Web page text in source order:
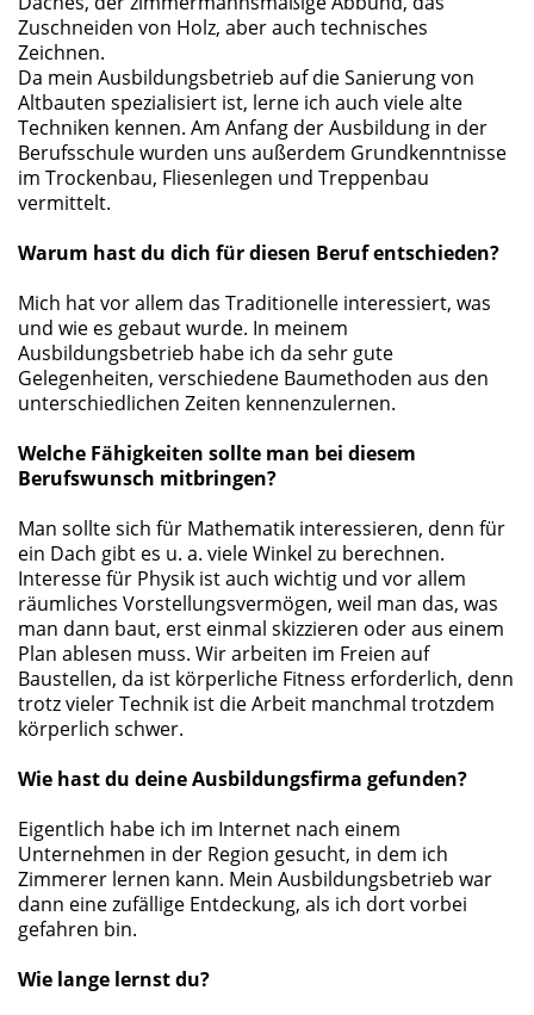
Zuschneiden von Holz, aber auch technisches
Zeichnen.
Da mein Ausbildungsbetrieb auf die Sanierung von
Altbauten spezialisiert ist, lerne ich auch viele alte
Techniken kennen. Am Anfang der Ausbildung in der
Berufsschule wurden uns außerdem Grundkenntnisse
im Trockenbau, Fliesenlegen und Treppenbau
vermittelt.
Warum hast du dich für diesen Beruf entschieden?
Mich hat vor allem das Traditionelle interessiert, was
und wie es gebaut wurde. In meinem
Ausbildungsbetrieb habe ich da sehr gute
Gelegenheiten, verschiedene Baumethoden aus den
unterschiedlichen Zeiten kennenzulernen.
Welche Fähigkeiten sollte man bei diesem
Berufswunsch mitbringen?
Man sollte sich für Mathematik interessieren, denn für
ein Dach gibt es u. a. viele Winkel zu berechnen.
Interesse für Physik ist auch wichtig und vor allem
räumliches Vorstellungsvermögen, weil man das, was
man dann baut, erst einmal skizzieren oder aus einem
Plan ablesen muss. Wir arbeiten im Freien auf
Baustellen, da ist körperliche Fitness erforderlich, denn
trotz vieler Technik ist die Arbeit manchmal trotzdem
körperlich schwer.
Wie hast du deine Ausbildungsfirma gefunden?
Eigentlich habe ich im Internet nach einem
Unternehmen in der Region gesucht, in dem ich
Zimmerer lernen kann. Mein Ausbildungsbetrieb war
dann eine zufällige Entdeckung, als ich dort vorbei
gefahren bin.
Wie lange lernst du?